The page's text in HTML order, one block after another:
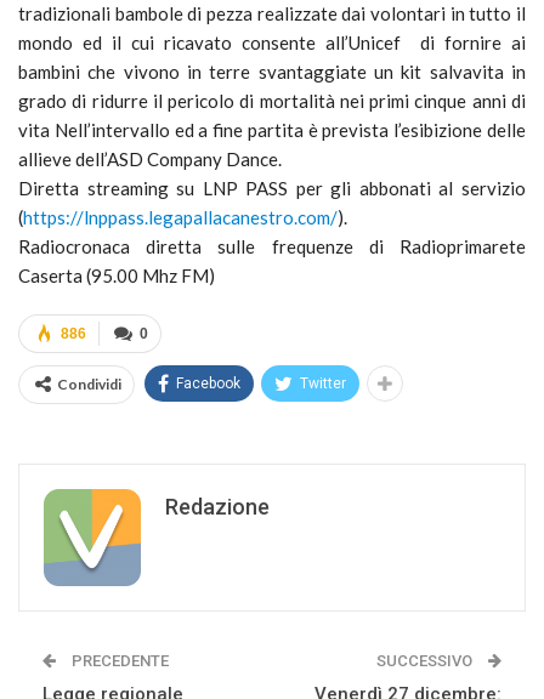
tradizionali bambole di pezza realizzate dai volontari in tutto il
mondo ed il cui ricavato consente all’Unicef di fornire ai
bambini che vivono in terre svantaggiate un kit salvavita in
grado di ridurre il pericolo di mortalità nei primi cinque anni di
vita Nell’intervallo ed a fine partita è prevista l’esibizione delle
allieve dell’ASD Company Dance.
Diretta streaming su LNP PASS per gli abbonati al servizio
(https://lnppass.legapallacanestro.com/).
Radiocronaca diretta sulle frequenze di Radioprimarete
Caserta (95.00 Mhz FM)
0
886
Condividi Facebook Twitter
Redazione
PRECEDENTE
Legge regionale
SUCCESSIVO
Venerdì 27 dicembre: